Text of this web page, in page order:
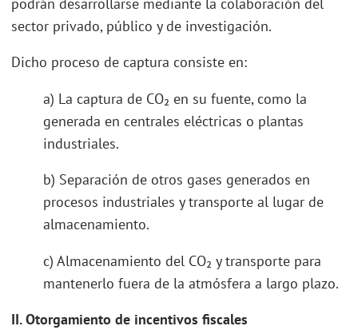
sector privado, público y de investigación.
Dicho proceso de captura consiste en:
a) La captura de CO₂ en su fuente, como la
generada en centrales eléctricas o plantas
industriales.
b) Separación de otros gases generados en
procesos industriales y transporte al lugar de
almacenamiento.
c) Almacenamiento del CO₂ y transporte para
mantenerlo fuera de la atmósfera a largo plazo.
II. Otorgamiento de incentivos fiscales